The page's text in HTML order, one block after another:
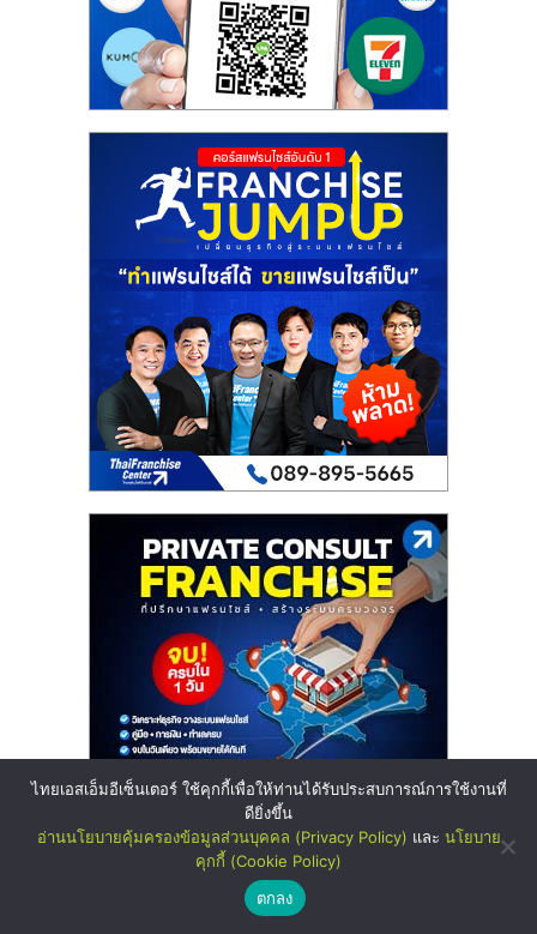
ไทยเอสเอ็มอีเซ็นเตอร์ ใช้คุกกี้เพื่อให้ท่านได้รับประสบการณ์การใช้งานที่
ดียิ่งขึ้น
อ่านนโยบายคุ้มครองข้อมูลส่วนบุคคล (Privacy Policy) และ นโยบาย
คุกกี้ (Cookie Policy)
ตกลง